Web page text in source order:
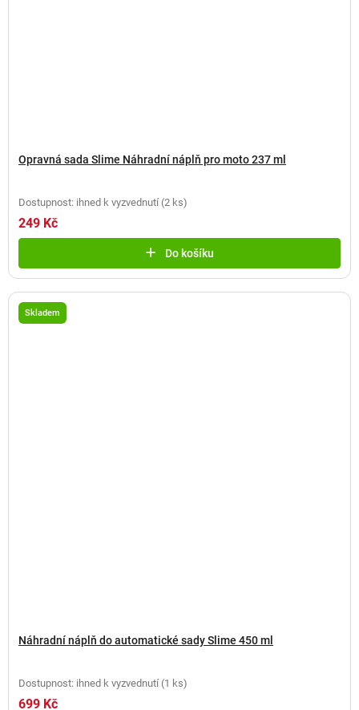
Opravná sada Slime Náhradní náplň pro moto 237 ml
Dostupnost: ihned k vyzvednutí (2 ks)
249 Kč
Do košíku
Skladem
Náhradní náplň do automatické sady Slime 450 ml
Dostupnost: ihned k vyzvednutí (1 ks)
699 Kč